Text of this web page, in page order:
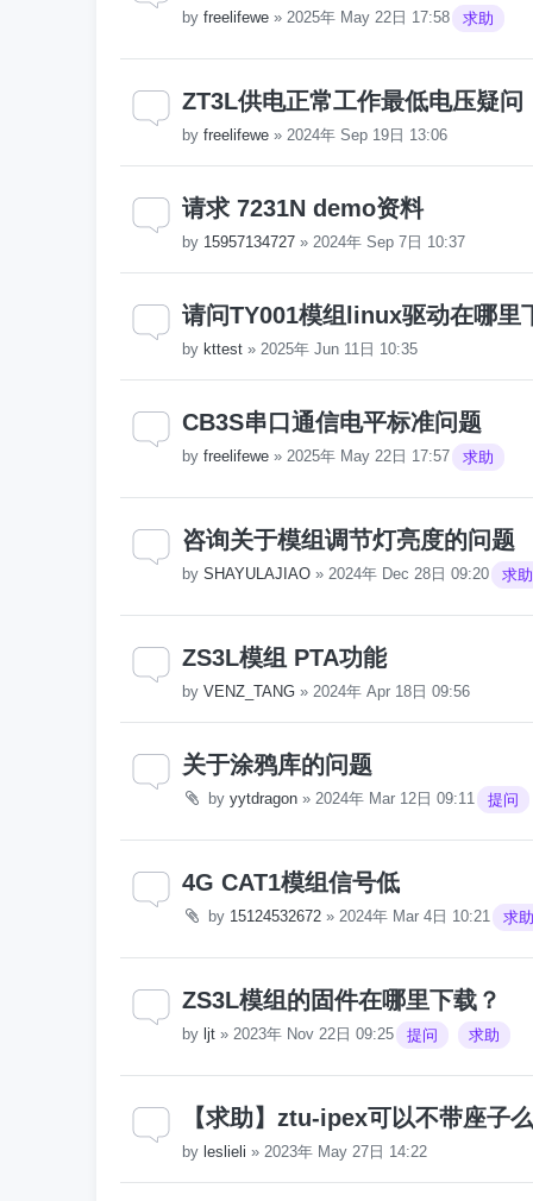
by freelifewe » 2025年 May 22日 17:58 求助
ZT3L供电正常工作最低电压疑问
by freelifewe » 2024年 Sep 19日 13:06
请求 7231N demo资料
by 15957134727 » 2024年 Sep 7日 10:37
请问TY001模组linux驱动在哪里
by kttest » 2025年 Jun 11日 10:35
CB3S串口通信电平标准问题
by freelifewe » 2025年 May 22日 17:57 求助
咨询关于模组调节灯亮度的问题
by SHAYULAJIAO » 2024年 Dec 28日 09:20 求助
ZS3L模组 PTA功能
by VENZ_TANG » 2024年 Apr 18日 09:56
关于涂鸦库的问题
by yytdragon » 2024年 Mar 12日 09:11 提问
4G CAT1模组信号低
by 15124532672 » 2024年 Mar 4日 10:21 求助
ZS3L模组的固件在哪里下载？
by ljt » 2023年 Nov 22日 09:25 提问 求助
【求助】ztu-ipex可以不带座子
by leslieli » 2023年 May 27日 14:22